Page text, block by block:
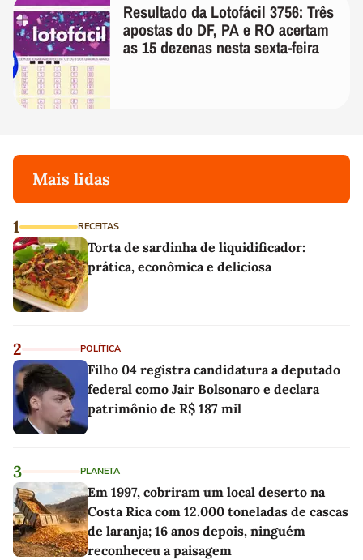
Resultado da Lotofácil 3756: Três
apostas do DF, PA e RO acertam
as 15 dezenas nesta sexta-feira
Mais lidas
1 RECEITAS
Torta de sardinha de liquidificador:
prática, econômica e deliciosa
2 POLÍTICA
Filho 04 registra candidatura a deputado
federal como Jair Bolsonaro e declara
patrimônio de R$ 187 mil
3 PLANETA
Em 1997, cobriram um local deserto na
Costa Rica com 12.000 toneladas de cascas
de laranja; 16 anos depois, ninguém
reconheceu a paisagem